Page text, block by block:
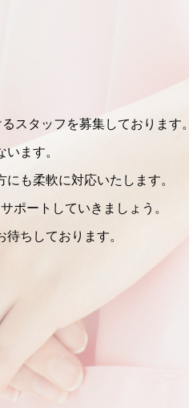
スタッフを募集しております。
ます。
も柔軟に対応いたします。
ポートしていきましょう。
ちしております。